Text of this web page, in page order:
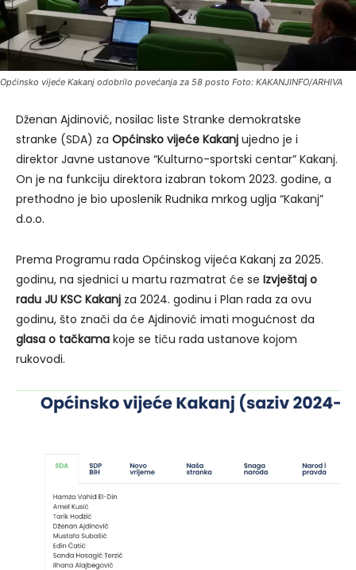
Općinsko vijeće Kakanj odobrilo povećanja za 58 posto Foto: KAKANJINFO/ARHIVA
Dženan Ajdinović, nosilac liste Stranke demokratske
stranke (SDA) za Općinsko vijeće Kakanj ujedno je i
direktor Javne ustanove “Kulturno-sportski centar” Kakanj.
On je na funkciju direktora izabran tokom 2023. godine, a
prethodno je bio uposlenik Rudnika mrkog uglja “Kakanj”
d.o.o.
Prema Programu rada Općinskog vijeća Kakanj za 2025.
godinu, na sjednici u martu razmatrat će se Izvještaj o
radu JU KSC Kakanj za 2024. godinu i Plan rada za ovu
godinu, što znači da će Ajdinović imati mogućnost da
glasa o tačkama koje se tiču rada ustanove kojom
rukovodi.